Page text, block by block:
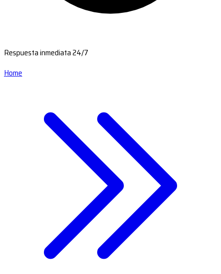
Respuesta inmediata 24/7
Home